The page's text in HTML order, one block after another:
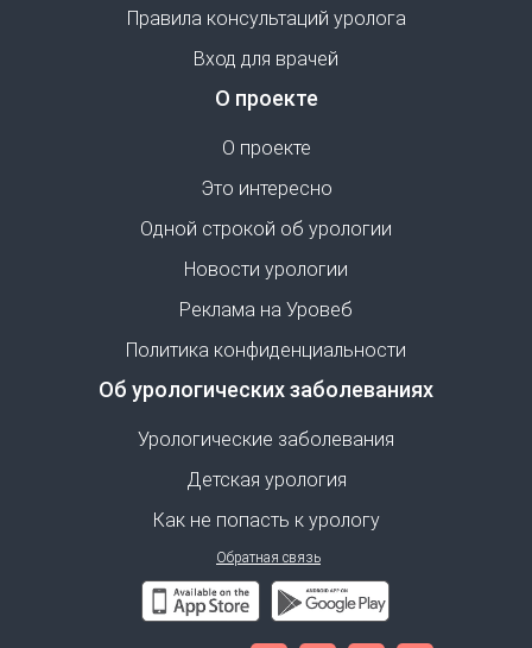
Правила консультаций уролога
Вход для врачей
О проекте
О проекте
Это интересно
Одной строкой об урологии
Новости урологии
Реклама на Уровеб
Политика конфиденциальности
Об урологических заболеваниях
Урологические заболевания
Детская урология
Как не попасть к урологу
Обратная связь